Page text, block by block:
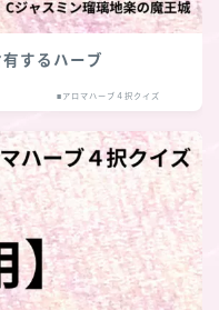
するハーブ
■アロマハーブ４択クイズ